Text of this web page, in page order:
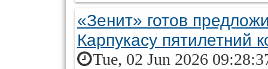
«Зенит» готов
Карпукасу пятилетний
Tue, 02 Jun 2026